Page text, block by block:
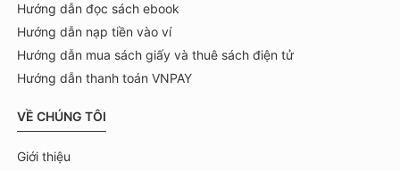
Hướng dẫn đọc sách ebook
Hướng dẫn nạp tiền vào ví
Hướng dẫn mua sách giấy và thuê sách điện tử
Hướng dẫn thanh toán VNPAY
VỀ CHÚNG TÔI
Giới thiệu